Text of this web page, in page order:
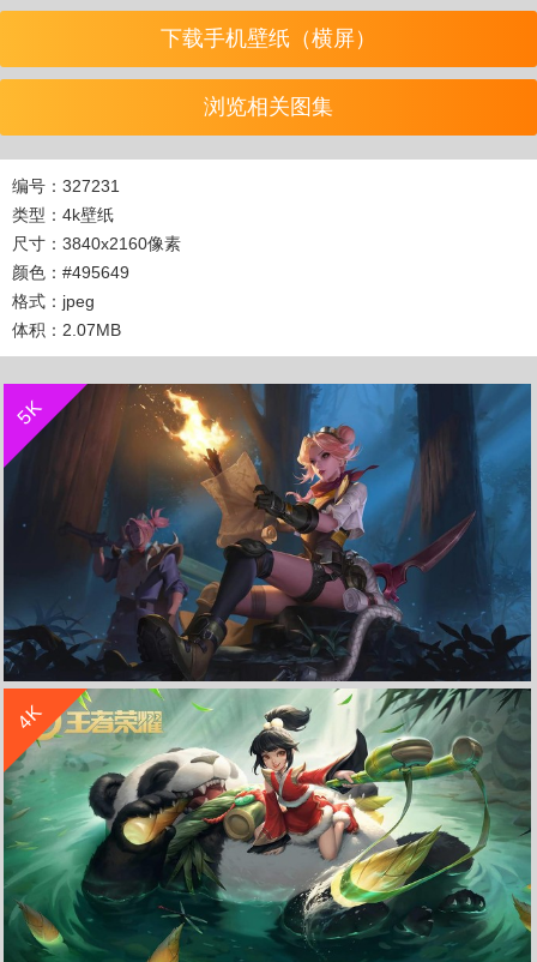
下载手机壁纸（横屏）
浏览相关图集
编号：327231
类型：4k壁纸
尺寸：3840x2160像素
颜色：#495649
格式：jpeg
体积：2.07MB
5K
迷踪丽影 阿轲《王者荣耀》4K游戏高清壁纸
立 即 下 载
收 藏
4K
立 即 下 载
收 藏